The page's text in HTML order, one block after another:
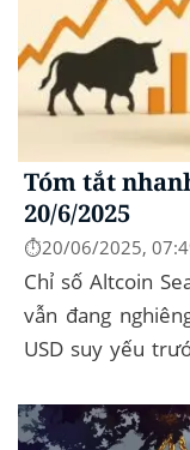
Tóm tắt
20/6/2025
⏱️20/06/2025,
Chỉ số Altcoin
vẫn đang
USD suy yếu